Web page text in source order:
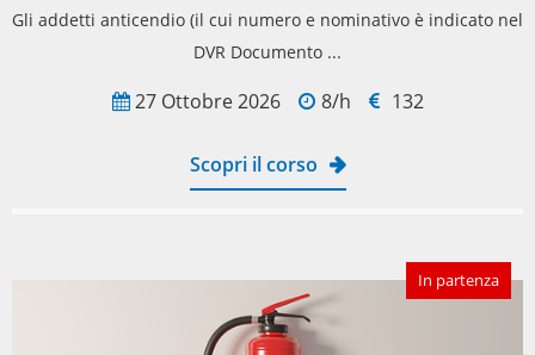
Gli addetti anticendio (il cui numero e nominativo è indicato nel
DVR Documento ...
27 Ottobre 2026 8/h 132
Scopri il corso
In partenza